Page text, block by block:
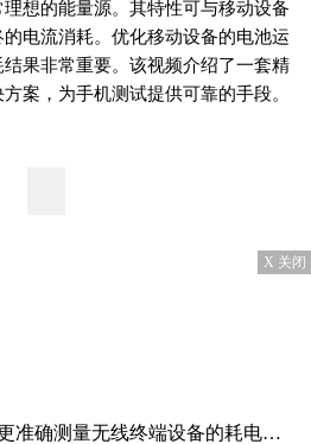
想的能量源。其特性可与移动设备
电流消耗。优化移动设备的电池运
果非常重要。该视频介绍了一套精
案，为手机测试提供可靠的手段。
X 关闭
测量无线终端设备的耗电特性_热点